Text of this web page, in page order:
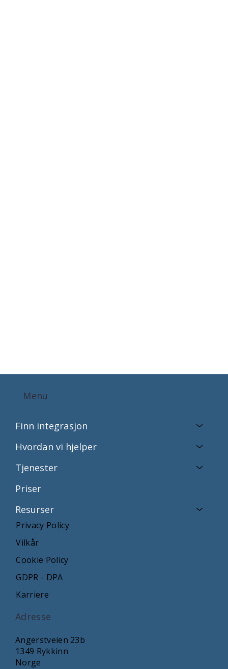
Menu
Privacy Policy
Finn integrasjon
Hvordan vi hjelper
Tjenester
Priser
Resurser
Vilkår
Cookie Policy
GDPR - DPA
Karriere
Adresse
Angerstveien 23b
1349 Rykkinn
Norge